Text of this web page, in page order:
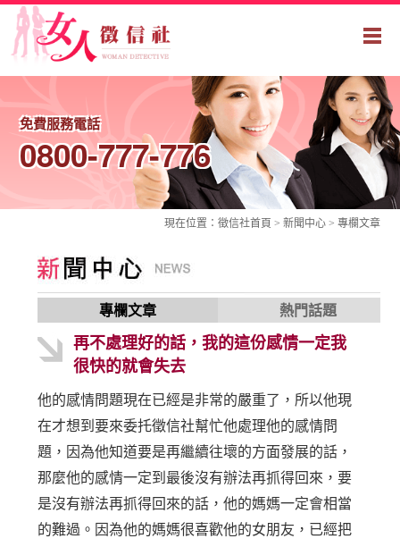
免費服務電話
0800-777-776
現在位置： 徵信社首頁 > 新聞中心 > 專欄文章
專欄文章 熱門話題
再不處理好的話，我的這份感情一定我
很快的就會失去
他的感情問題現在已經是非常的嚴重了，所以他現
在才想到要來委托徵信社幫忙他處理他的感情問
題，因為他知道要是再繼續往壞的方面發展的話，
那麼他的感情一定到最後沒有辦法再抓得回來，要
是沒有辦法再抓得回來的話，他的媽媽一定會相當
的難過。因為他的媽媽很喜歡他的女朋友，已經把